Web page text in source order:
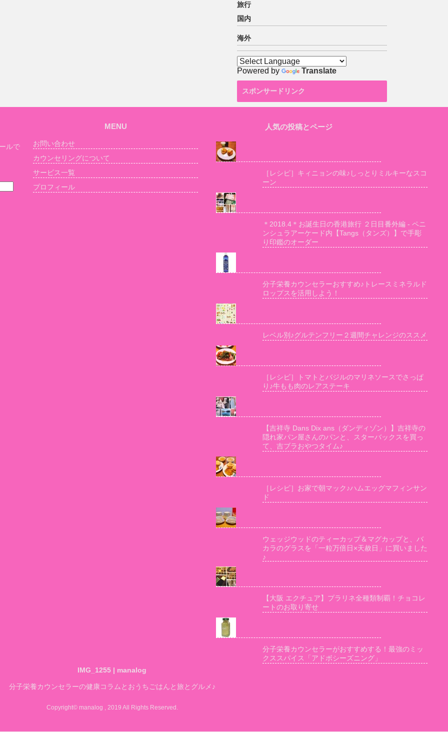
旅行
国内
海外
Powered by Translate
スポンサードリンク
ルで
MENU
お問い合わせ
カウンセリングについて
サービス一覧
プロフィール
人気の投稿とページ
［レシピ］キィニョンの味♪しっとりミルキーなスコ
ーン
＊2018.4＊お誕生日の香港旅行 ２日目番外編 - ペニ
ンシュラアーケード内【Tangs（タンズ）】で手彫
り印鑑のオーダー
分子栄養カウンセラーおすすめ♪トレースミネラルド
ロップスを活用しよう！
レベル別♪グルテンフリー２週間チャレンジのススメ
［レシピ］トマトとバジルのマリネソースでさっぱ
り♪牛もも肉のレアステーキ
【吉祥寺 Dans Dix ans（ダンディゾン）】吉祥寺の
隠れ家パン屋さんのパンと、スターバックスを買っ
て、吉ブラおやつタイム♪
［レシピ］お家で朝マック♪ハムエッグマフィンサン
ド
ウェッジウッドのティーカップ＆マグカップと、バ
カラのグラスを「一粒万倍日×天赦日」に買いました
♪
【大阪 エクチュア】プラリネ全種類制覇！チョコレ
ートのお取り寄せ
分子栄養カウンセラーがおすすめする！最強のミッ
クススパイス「アドボシーズニング」
IMG_1255 | manalog
分子栄養カウンセラーの健康コラムとおうちごはんと旅とグルメ♪
Copyright© manalog , 2019 All Rights Reserved.